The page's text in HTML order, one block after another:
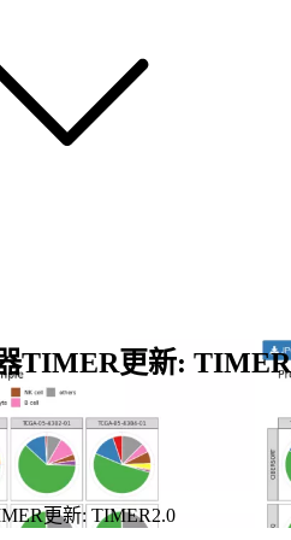
TIMER更新:
更新: TIMER2.0